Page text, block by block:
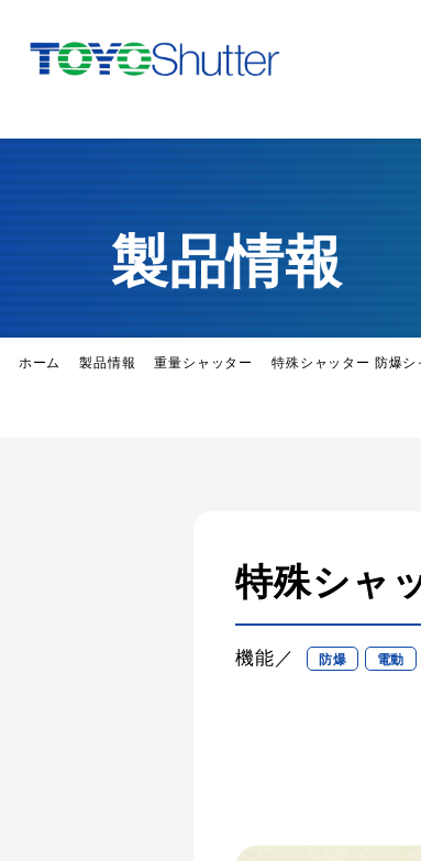
製品情報
ホーム 製品情報 重量シャッター 特殊シャッター 防爆シ
特殊シャ
機能／ 防爆 電動